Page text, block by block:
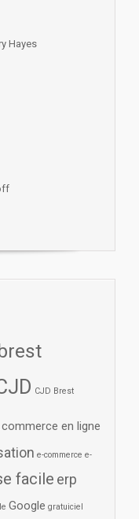
Hayes
CJD Brest
commerce en ligne
e-commerce e-
facile erp
Google gratuiciel